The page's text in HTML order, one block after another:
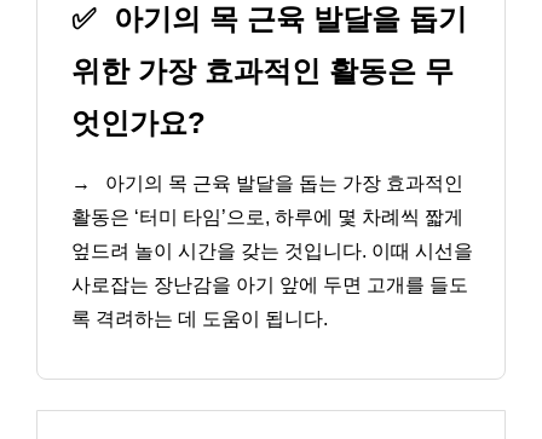
✅
아기의 목 근육 발달을 돕기
위한 가장 효과적인 활동은 무
엇인가요?
→
아기의 목 근육 발달을 돕는 가장 효과적인
활동은 ‘터미 타임’으로, 하루에 몇 차례씩 짧게
엎드려 놀이 시간을 갖는 것입니다. 이때 시선을
사로잡는 장난감을 아기 앞에 두면 고개를 들도
록 격려하는 데 도움이 됩니다.